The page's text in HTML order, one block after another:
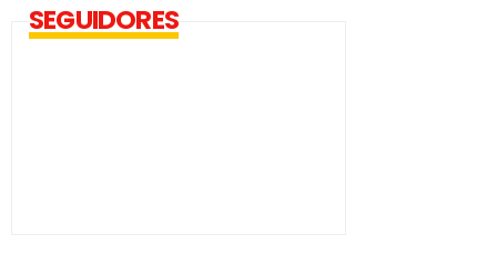
SEGUIDORES